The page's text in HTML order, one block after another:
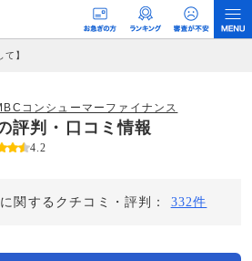
】
払われるという収益モデルです。 ただし、特定の
く、当編集部の調査／ユーザーへの口コミ収集な
報提供を行っています。
コンシューマーファイナンス
評判・口コミ情報
4.2
関するクチコミ・評判： 332件